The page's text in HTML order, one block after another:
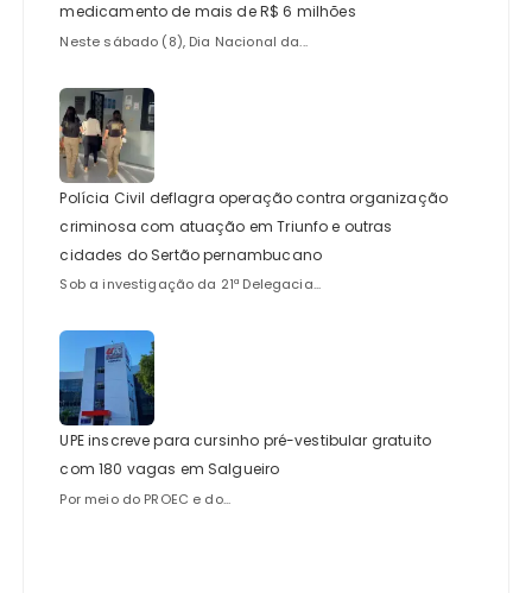
medicamento de mais de R$ 6 milhões
Neste sábado (8), Dia Nacional da...
Polícia Civil deflagra operação contra organização
criminosa com atuação em Triunfo e outras
cidades do Sertão pernambucano
Sob a investigação da 21ª Delegacia...
UPE inscreve para cursinho pré-vestibular gratuito
com 180 vagas em Salgueiro
Por meio do PROEC e do...